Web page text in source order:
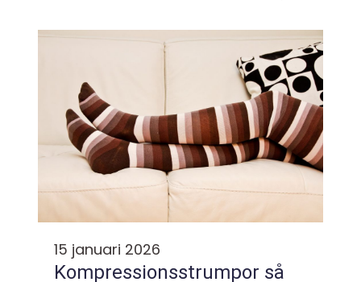
15 januari 2026
Kompressionsstrumpor så